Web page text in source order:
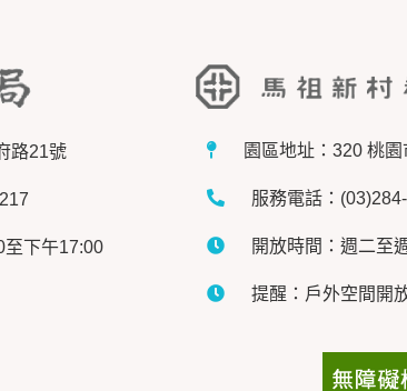
路21號
至下午17:00
園區地址：320 桃
服務電話：
開放時間：週二至
提醒：戶外空間開